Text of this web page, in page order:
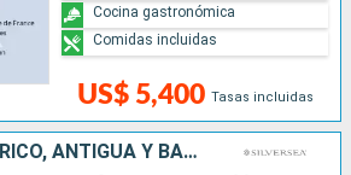
US$ 5,400 Tasas incluidas
Cocina gastronómica
Comidas incluidas
FRANCIA, PUERTO RICO, ANTIGUA Y BARBUDA,